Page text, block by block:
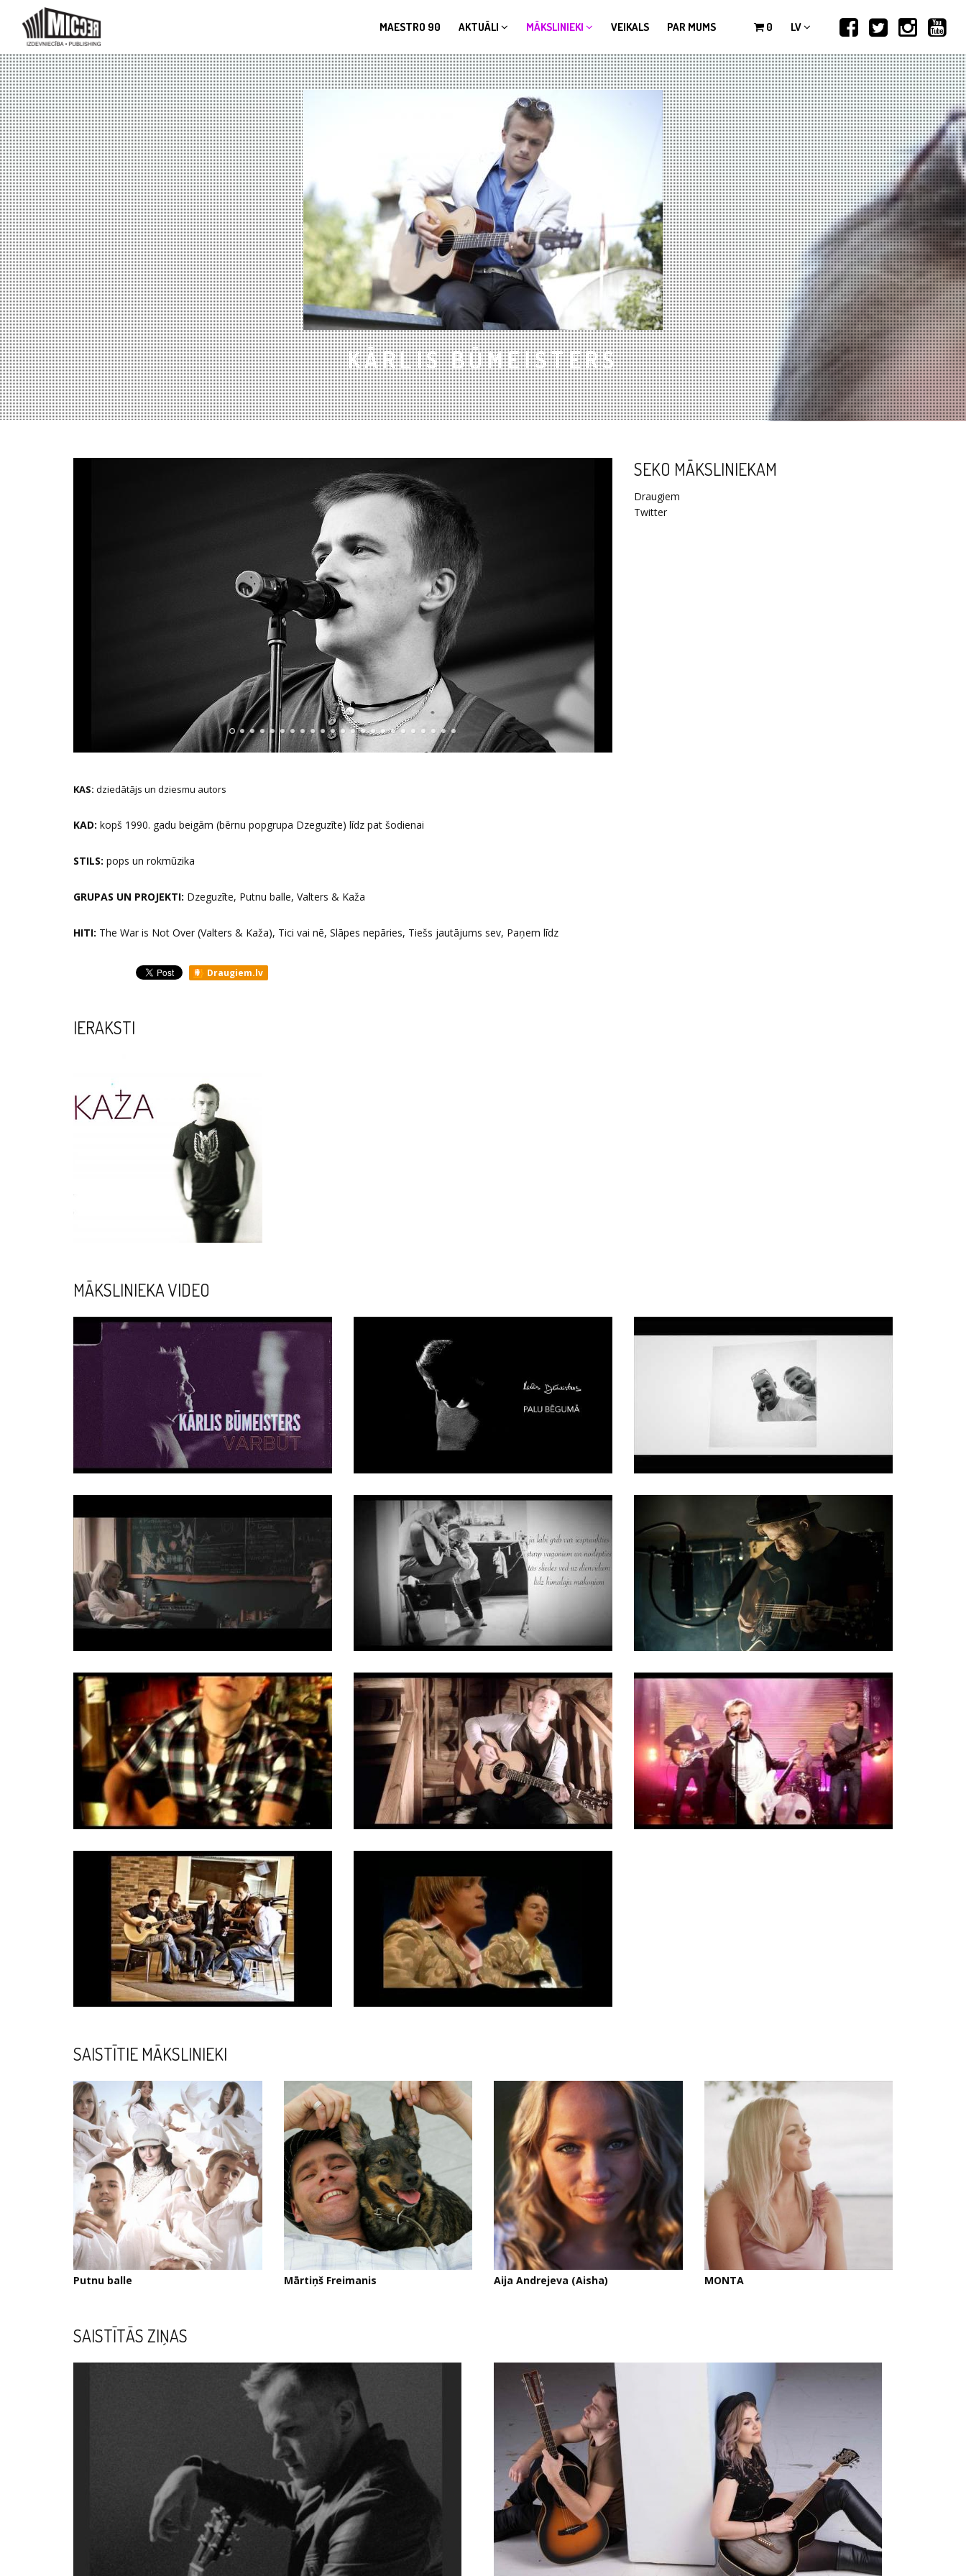
MAESTRO 90 AKTUĀLI MĀKSLINIEKI VEIKALS PAR MUMS 0 LV
KĀRLIS BŪMEISTERS
KAS: dziedātājs un dziesmu autors
KAD: kopš 1990. gadu beigām (bērnu popgrupa Dzeguzīte) līdz pat šodienai
STILS: pops un rokmūzika
GRUPAS UN PROJEKTI: Dzeguzīte, Putnu balle, Valters & Kaža
HITI: The War is Not Over (Valters & Kaža), Tici vai nē, Slāpes nepāries, Tiešs jautājums sev, Paņem līdz
Draugiem.lv
SEKO MĀKSLINIEKAM
Draugiem
Twitter
IERAKSTI
MĀKSLINIEKA VIDEO
SAISTĪTIE MĀKSLINIEKI
Putnu balle Mārtiņš Freimanis Aija Andrejeva (Aisha) MONTA
SAISTĪTĀS ZIŅAS